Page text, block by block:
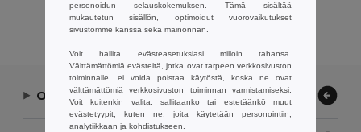
Näytetään Kaikki Tuotteet.
Ota yhteyttä
personoidun selauskokemuksen. Tämä sisältää
mukautetun sisällön, optimoidut vuorovaikutukset
sivustomme kanssa sekä mainonnan.
Voit hallita evästeasetuksiasi milloin tahansa.
Välttämättömiä evästeitä, jotka ovat tarpeen verkkosivuston
toiminnalle, ei voida poistaa käytöstä, koska ne ovat
välttämättömiä verkkosivuston toiminnan varmistamiseksi.
Voit kuitenkin valita, sallitaanko tai estetäänkö muut
evästetyypit, kuten ne, joita käytetään personointiin,
analytiikkaan ja kohdistukseen.